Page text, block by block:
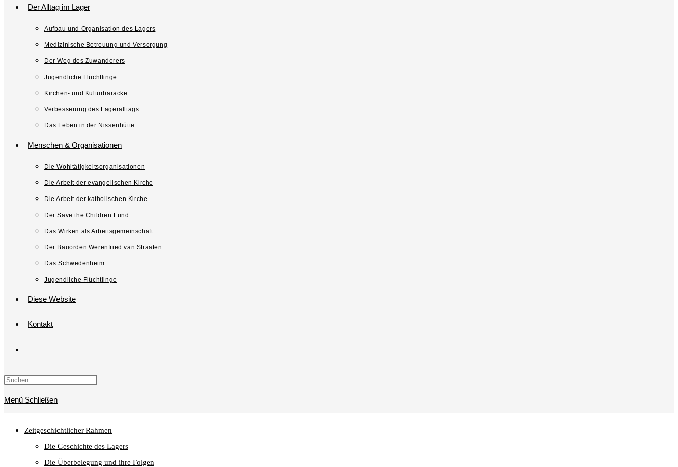
Der Alltag im Lager
Aufbau und Organisation des Lagers
Medizinische Betreuung und Versorgung
Der Weg des Zuwanderers
Jugendliche Flüchtlinge
Kirchen- und Kulturbaracke
Verbesserung des Lageralltags
Das Leben in der Nissenhütte
Menschen & Organisationen
Die Wohltätigkeitsorganisationen
Die Arbeit der evangelischen Kirche
Die Arbeit der katholischen Kirche
Der Save the Children Fund
Das Wirken als Arbeitsgemeinschaft
Der Bauorden Werenfried van Straaten
Das Schwedenheim
Jugendliche Flüchtlinge
Diese Website
Kontakt
Suche
umschalten
Menü Schließen
Zeitgeschichtlicher Rahmen
Die Geschichte des Lagers
Die Überbelegung und ihre Folgen